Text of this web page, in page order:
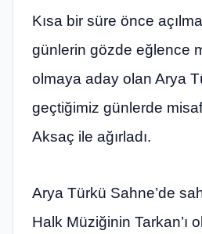
Kısa bir süre önce
günlerin gözde eğlence
olmaya aday olan Arya
geçtiğimiz günlerde
Aksaç ile ağırladı.
Arya Türkü Sahne’de
Halk Müziğinin Tarkan’ı